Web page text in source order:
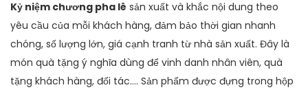
Kỷ niệm chương pha lê sản xuất và khắc nội dung theo
yêu cầu của mỗi khách hàng, đảm bảo thời gian nhanh
chóng, số lượng lớn, giá cạnh tranh từ nhà sản xuất. Đây là
món quà tặng ý nghĩa dùng để vinh danh nhân viên, quà
tặng khách hàng, đối tác…. Sản phẩm được đựng trong hộp